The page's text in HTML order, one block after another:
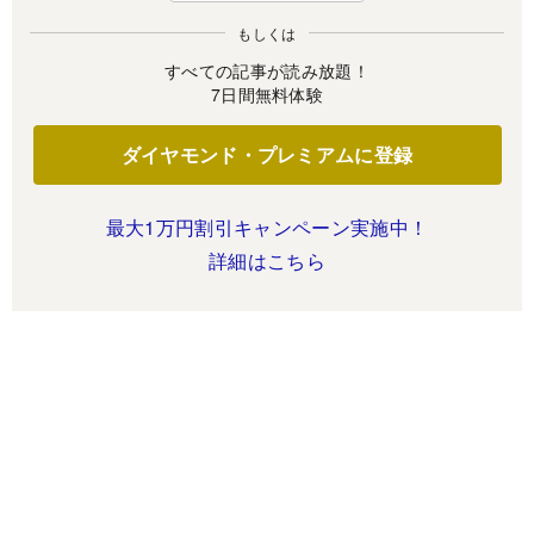
もしくは
すべての記事が読み放題！
7日間無料体験
ダイヤモンド・プレミアムに登録
最大1万円割引キャンペーン実施中！
詳細はこちら